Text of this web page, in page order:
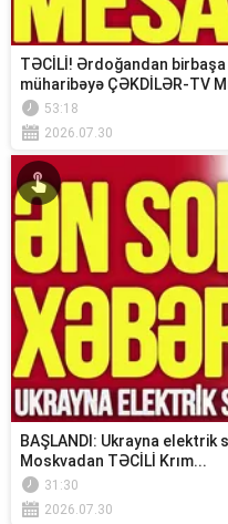
TƏCİLİ! Ərdoğandan birbaşa
müharibəyə ÇƏKDİLƏR-TV
53:18
2026.07.30
BAŞLANDI: Ukrayna elektrik
Moskvadan TƏCİLİ Krım...
31:30
2026.07.30